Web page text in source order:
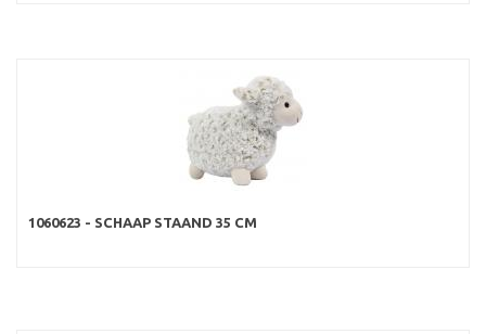
1060623 - SCHAAP STAAND 35 CM